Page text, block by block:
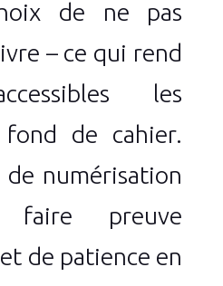
de ne pas
– ce qui rend
les
de cahier.
numérisation
preuve
de patience en